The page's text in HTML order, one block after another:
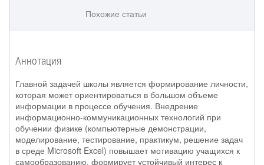
Похожие статьи
Аннотация
Главной задачей школы является формирование личности,
которая может ориентироваться в большом объеме
информации в процессе обучения. Внедрение
информационно-коммуникационных технологий при
обучении физике (компьютерные демонстрации,
моделирование, тестирование, практикум, решение задач
в среде Microsoft Excel) повышает мотивацию учащихся к
самообразованию, формирует устойчивый интерес к